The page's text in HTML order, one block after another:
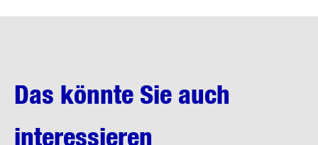
Das könnte Sie auch
interessieren